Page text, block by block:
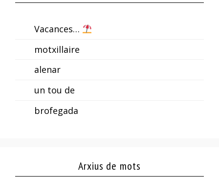
Vacances…
motxillaire
alenar
un tou de
brofegada
Arxius de mots